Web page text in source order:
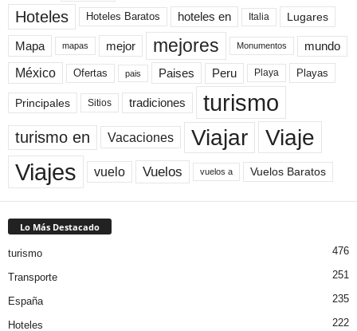
Hoteles Hoteles Baratos hoteles en Italia Lugares
Mapa mapas mejor mejores Monumentos mundo
México Ofertas pais Paises Peru Playa Playas
Principales Sitios tradiciones turismo
turismo en Vacaciones Viajar Viaje
Viajes vuelo Vuelos vuelos a Vuelos Baratos
Lo Más Destacado
turismo 476
Transporte 251
España 235
Hoteles 222